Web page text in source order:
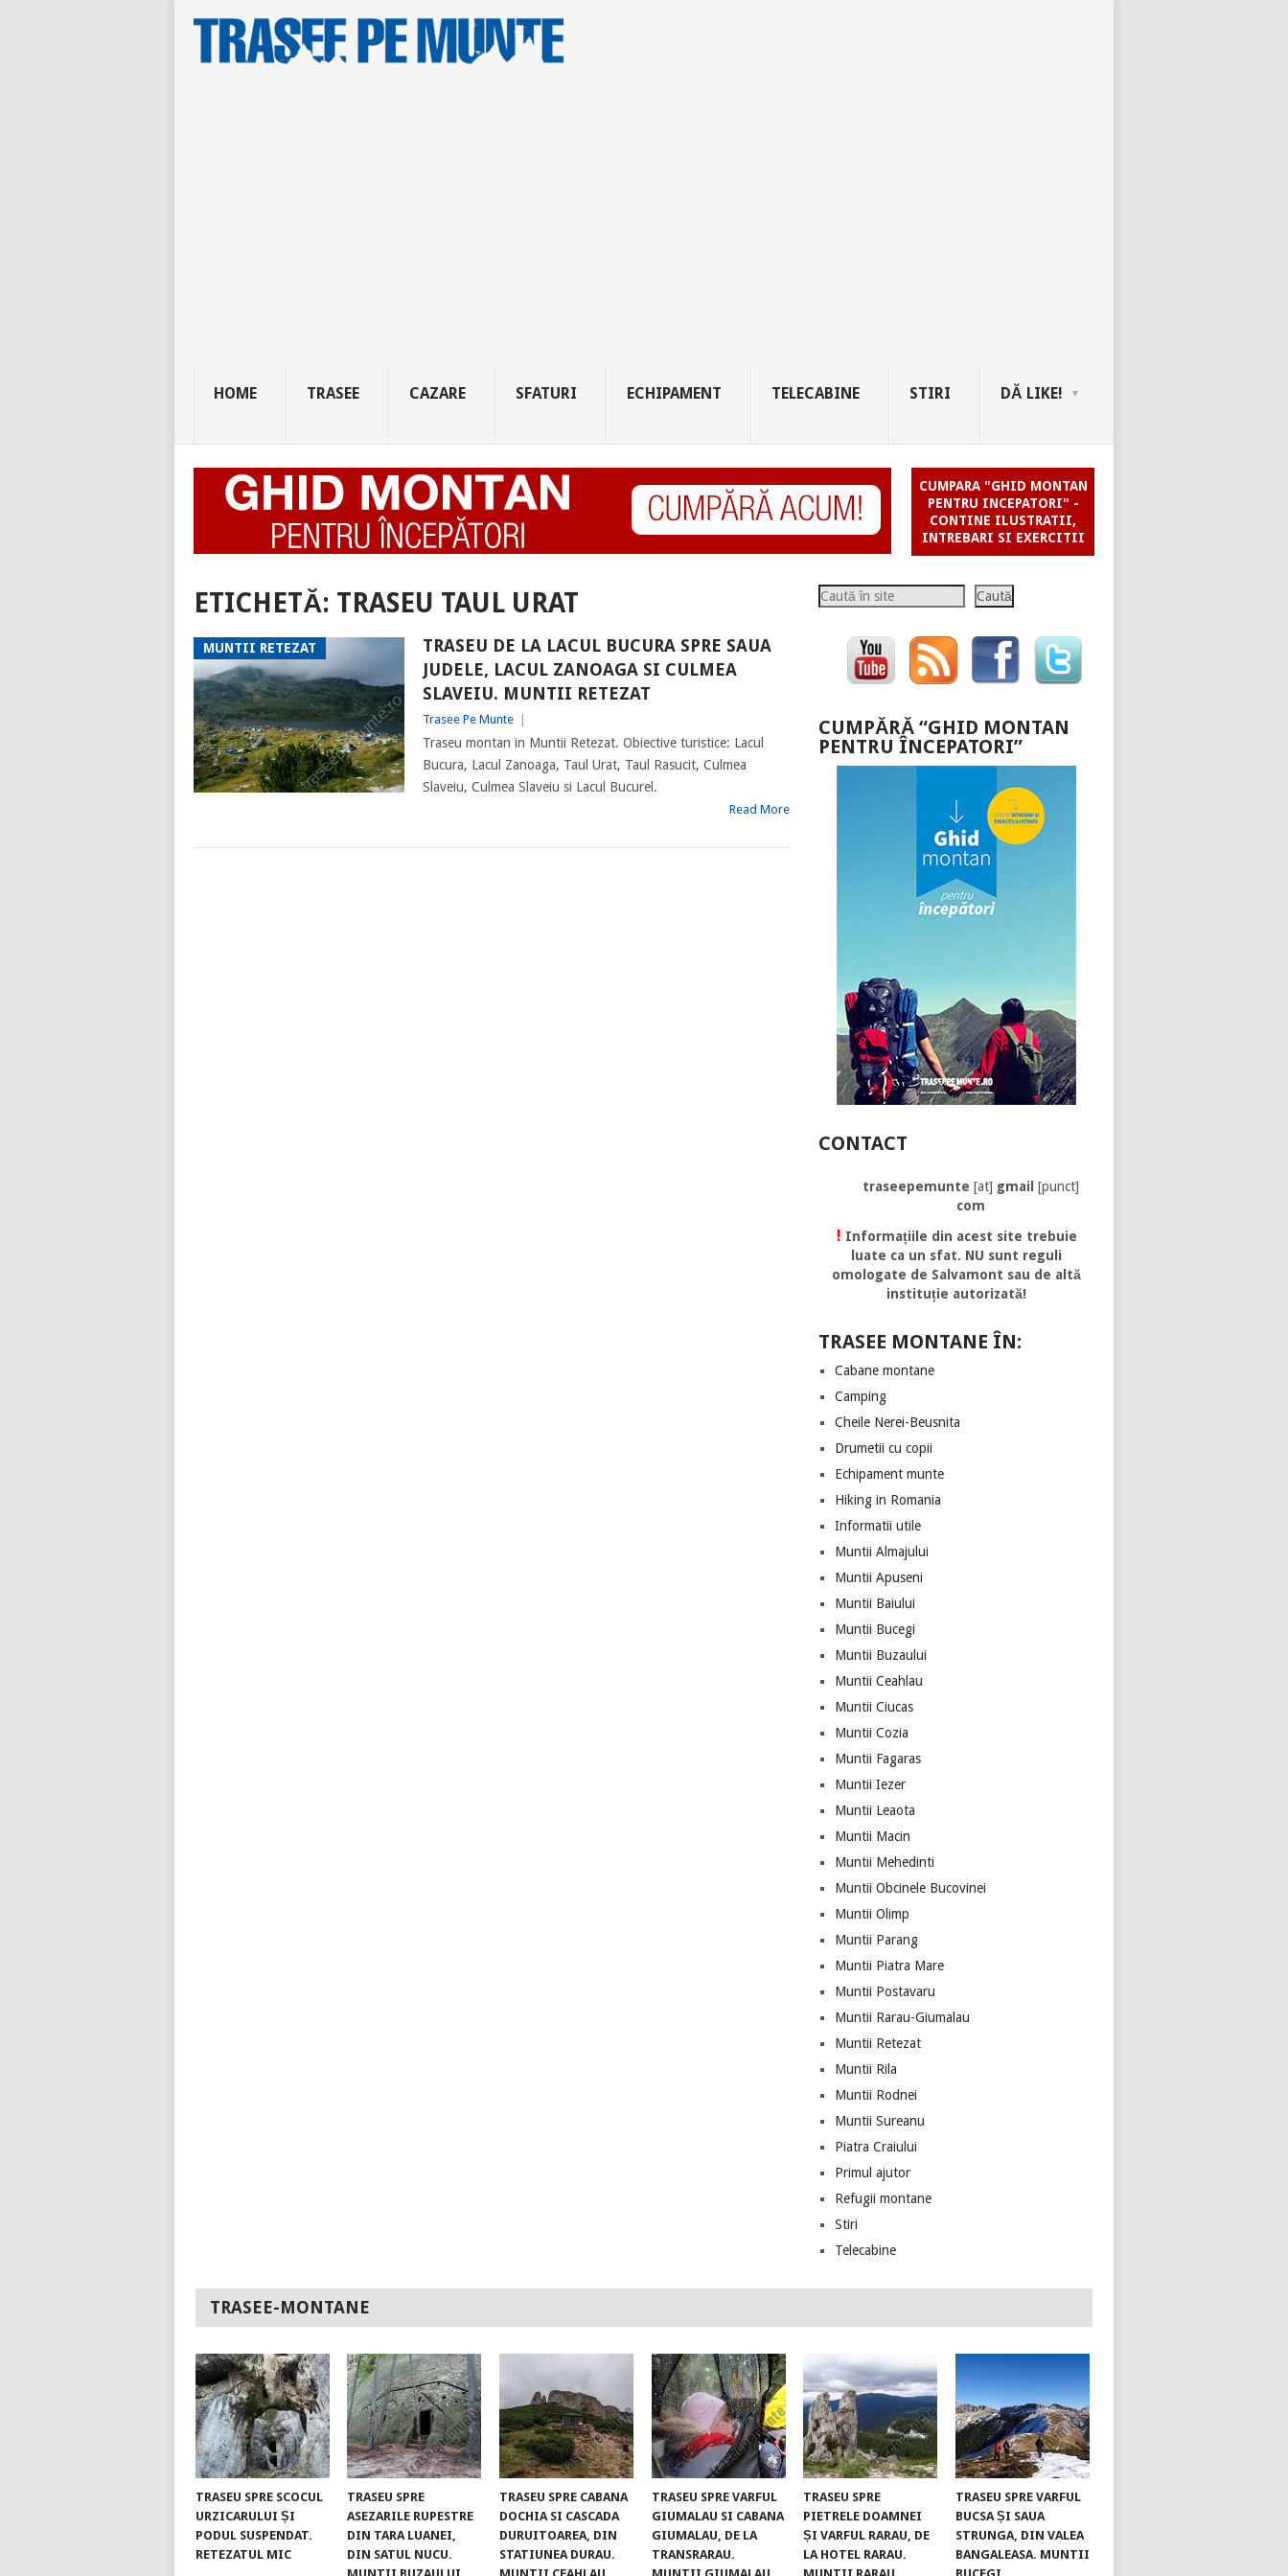
HOME TRASEE CAZARE SFATURI ECHIPAMENT TELECABINE STIRI DĂ LIKE!
CUMPARA "GHID MONTAN
PENTRU INCEPATORI" -
CONTINE ILUSTRATII,
INTREBARI SI EXERCITII
ETICHETĂ: TRASEU TAUL URAT
MUNTII RETEZAT
TRASEU DE LA LACUL BUCURA SPRE SAUA
JUDELE, LACUL ZANOAGA SI CULMEA
SLAVEIU. MUNTII RETEZAT
Trasee Pe Munte
Traseu montan in Muntii Retezat. Obiective turistice: Lacul
Bucura, Lacul Zanoaga, Taul Urat, Taul Rasucit, Culmea
Slaveiu, Culmea Slaveiu si Lacul Bucurel.
Read More
Caută Caută
CUMPĂRĂ “GHID MONTAN
PENTRU ÎNCEPATORI”
CONTACT
traseepemunte [at] gmail [punct]
com
! Informațiile din acest site trebuie
luate ca un sfat. NU sunt reguli
omologate de Salvamont sau de altă
instituție autorizată!
TRASEE MONTANE ÎN:
Cabane montane
Camping
Cheile Nerei-Beusnita
Drumetii cu copii
Echipament munte
Hiking in Romania
Informatii utile
Muntii Almajului
Muntii Apuseni
Muntii Baiului
Muntii Bucegi
Muntii Buzaului
Muntii Ceahlau
Muntii Ciucas
Muntii Cozia
Muntii Fagaras
Muntii Iezer
Muntii Leaota
Muntii Macin
Muntii Mehedinti
Muntii Obcinele Bucovinei
Muntii Olimp
Muntii Parang
Muntii Piatra Mare
Muntii Postavaru
Muntii Rarau-Giumalau
Muntii Retezat
Muntii Rila
Muntii Rodnei
Muntii Sureanu
Piatra Craiului
Primul ajutor
Refugii montane
Stiri
Telecabine
TRASEE-MONTANE
TRASEU SPRE SCOCUL
URZICARULUI ȘI
PODUL SUSPENDAT.
RETEZATUL MIC
TRASEU SPRE
ASEZARILE RUPESTRE
DIN TARA LUANEI,
DIN SATUL NUCU.
TRASEU SPRE CABANA
DOCHIA SI CASCADA
DURUITOAREA, DIN
STATIUNEA DURAU.
TRASEU SPRE VARFUL
GIUMALAU SI CABANA
GIUMALAU, DE LA
TRANSRARAU.
TRASEU SPRE
PIETRELE DOAMNEI
ȘI VARFUL RARAU, DE
LA HOTEL RARAU.
TRASEU SPRE VARFUL
BUCSA ȘI SAUA
STRUNGA, DIN VALEA
BANGALEASA. MUNTII